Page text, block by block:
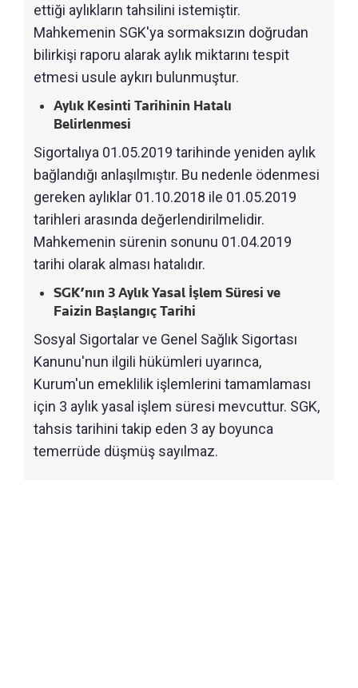
ettiği aylıkların tahsilini istemiştir.
Mahkemenin SGK'ya sormaksızın doğrudan
bilirkişi raporu alarak aylık miktarını tespit
etmesi usule aykırı bulunmuştur.
Aylık Kesinti Tarihinin Hatalı
Belirlenmesi
Sigortalıya 01.05.2019 tarihinde yeniden aylık
bağlandığı anlaşılmıştır. Bu nedenle ödenmesi
gereken aylıklar 01.10.2018 ile 01.05.2019
tarihleri arasında değerlendirilmelidir.
Mahkemenin sürenin sonunu 01.04.2019
tarihi olarak alması hatalıdır.
SGK’nın 3 Aylık Yasal İşlem Süresi ve
Faizin Başlangıç Tarihi
Sosyal Sigortalar ve Genel Sağlık Sigortası
Kanunu'nun ilgili hükümleri uyarınca,
Kurum'un emeklilik işlemlerini tamamlaması
için 3 aylık yasal işlem süresi mevcuttur. SGK,
tahsis tarihini takip eden 3 ay boyunca
temerrüde düşmüş sayılmaz.